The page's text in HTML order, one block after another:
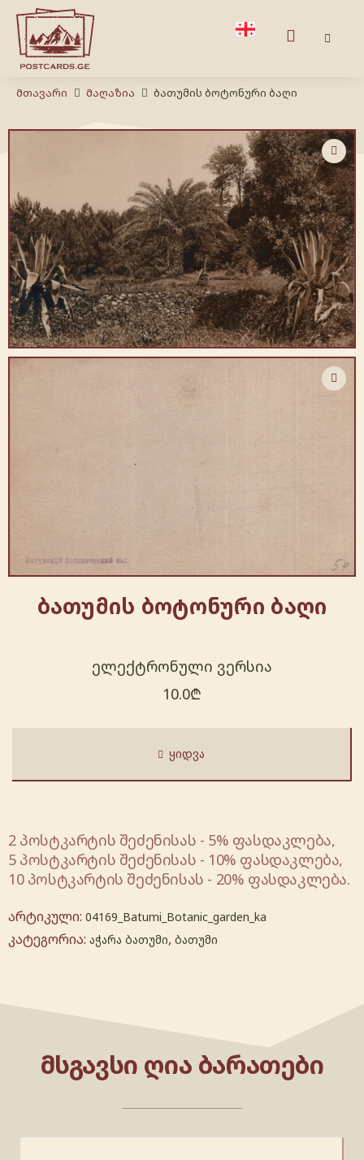
Მთავარი Მაღაზია ბათუმის ბოტონური ბაღი
ბათუმის ბოტონური ბაღი
ელექტრონული ვერსია
10.0₾
ᲧᲘᲓᲕᲐ
2 პოსტკარტის შეძენისას - 5% ფასდაკლება,
5 პოსტკარტის შეძენისას - 10% ფასდაკლება,
10 პოსტკარტის შეძენისას - 20% ფასდაკლება.
არტიკული: 04169_Batumi_Botanic_garden_ka
კატეგორია: აჭარა ბათუმი, ბათუმი
ᲛᲡᲒᲐᲕᲡᲘ ᲦᲘᲐ ᲑᲐᲠᲐᲗᲔᲑᲘ